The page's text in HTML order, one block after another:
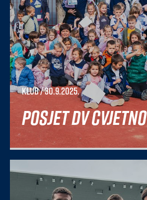
Klub/ 30.9.2025.
Posjet DV Cvjetno